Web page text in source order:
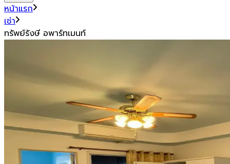
หน้าแรก
เช่า
ทรัพย์รังษี อพาร์ทเมนท์